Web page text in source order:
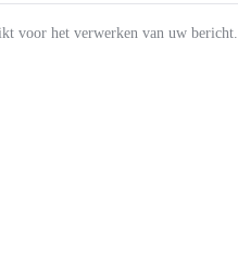
voor het verwerken van uw bericht.